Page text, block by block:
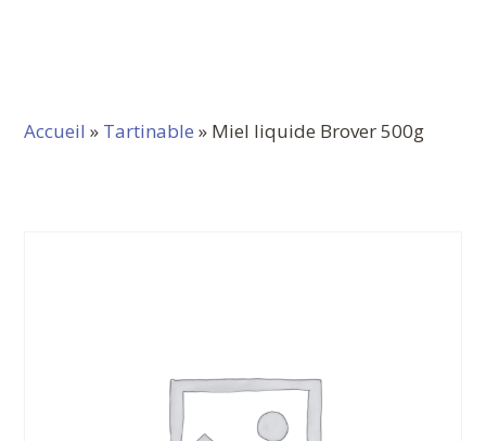
Accueil » Tartinable » Miel liquide Brover 500g